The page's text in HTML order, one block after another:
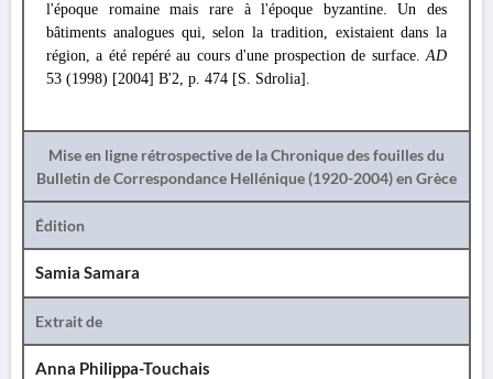
l'époque romaine mais rare à l'époque byzantine. Un des
bâtiments analogues qui, selon la tradition, existaient dans la
région, a été repéré au cours d'une prospection de surface.AD
53 (1998) [2004] B'2, p. 474 [S. Sdrolia].
Mise en ligne rétrospective de la Chronique des fouilles du
Bulletin de Correspondance Hellénique (1920-2004) en Grèce
Édition
Samia Samara
Extrait de
Anna Philippa-Touchais